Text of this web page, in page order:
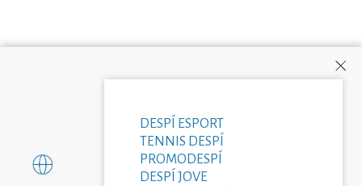
DESPÍ ESPORT
TENNIS DESPÍ
PROMODESPÍ
DESPÍ JOVE